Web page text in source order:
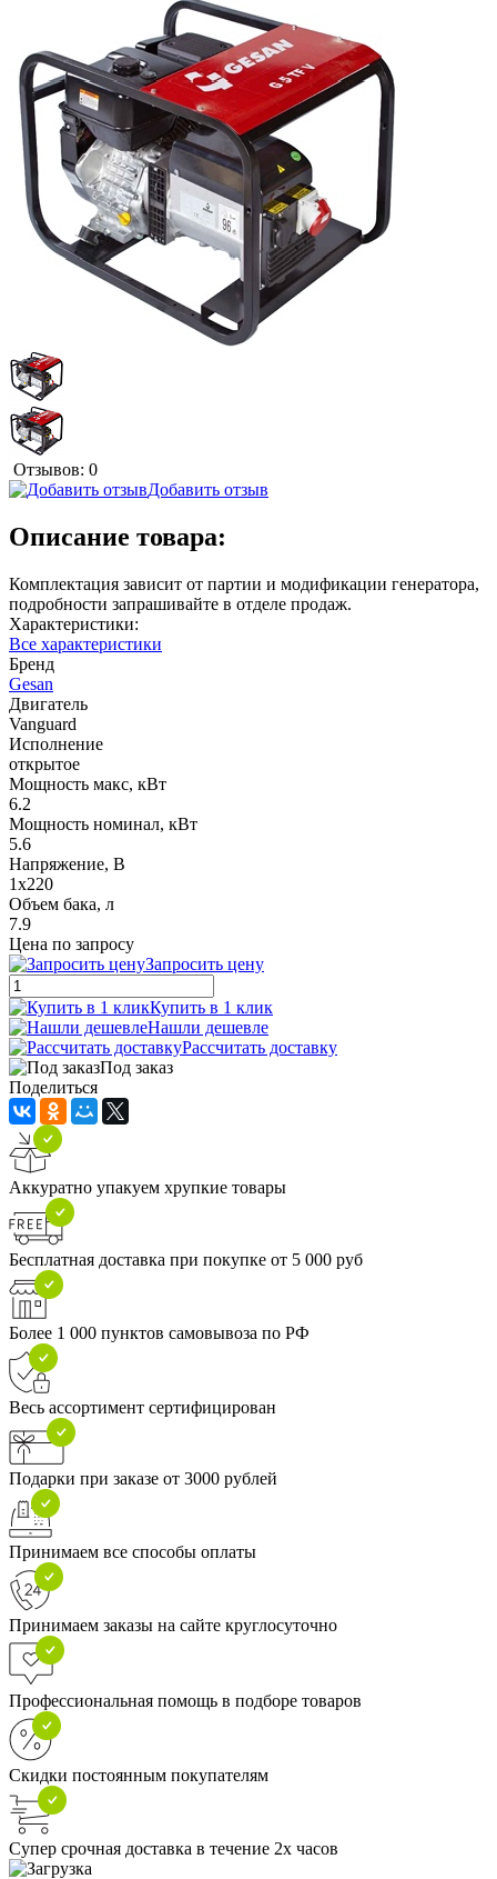
Отзывов: 0
Добавить отзыв
Описание товара:
Комплектация зависит от партии и модификации генератора,
подробности запрашивайте в отделе продаж.
Характеристики:
Все характеристики
Бренд
Gesan
Двигатель
Vanguard
Исполнение
открытое
Мощность макс, кВт
6.2
Мощность номинал, кВт
5.6
Напряжение, В
1x220
Объем бака, л
7.9
Цена по запросу
Запросить цену
Купить в 1 клик
Нашли дешевле
Рассчитать доставку
Под заказ
Поделиться
Аккуратно упакуем хрупкие товары
Бесплатная доставка при покупке от 5 000 руб
Более 1 000 пунктов самовывоза по РФ
Весь ассортимент сертифицирован
Подарки при заказе от 3000 рублей
Принимаем все способы оплаты
Принимаем заказы на сайте круглосуточно
Профессиональная помощь в подборе товаров
Скидки постоянным покупателям
Супер срочная доставка в течение 2х часов